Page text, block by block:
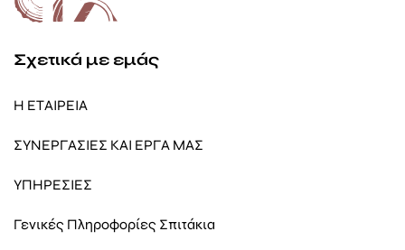
Σχετικά με εμάς
Η ΕΤΑΙΡΕΙΑ
ΣΥΝΕΡΓΑΣΙΕΣ ΚΑΙ ΕΡΓΑ ΜΑΣ
ΥΠΗΡΕΣΙΕΣ
Γενικές Πληροφορίες Σπιτάκια